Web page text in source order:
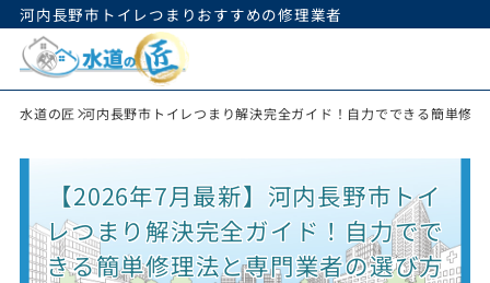
河内長野市トイレつまりおすすめの修理業者
水道の匠 河内長野市トイレつまり解決完全ガイド！自力でできる簡単修
【2026年7月最新】河内長野市トイ
レつまり解決完全ガイド！自力でで
きる簡単修理法と専門業者の選び方